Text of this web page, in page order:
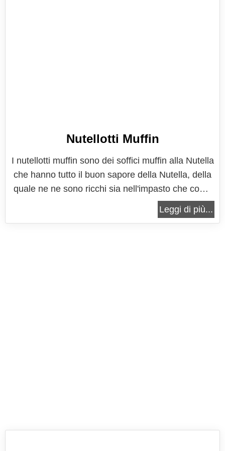
Nutellotti Muffin
I nutellotti muffin sono dei soffici muffin alla Nutella
che hanno tutto il buon sapore della Nutella, della
quale ne ne sono ricchi sia nell'impasto che come
farcitura. Questi deliziosi muffin alla Nutella infatti
sono preparati con la buonissima crema di
Leggi di più...